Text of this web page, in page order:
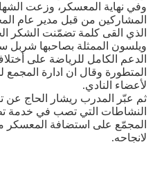
وفي نهاية المعسكر، وزعت
المشاركين من قبل مدير عام
الذي القى كلمة تضمّنت الشكر
ويلسون الممثلة بصاحبها شربل
الدعم الكامل للرياضة على
المتطورة وقال ان ادارة
لأعضاء النادي.
ثم عبّر المدرب ريشار الحاج عن
النشاطات التي تصب في خدمة
المجمّع على استضافة المعسكر
لانجاحه.